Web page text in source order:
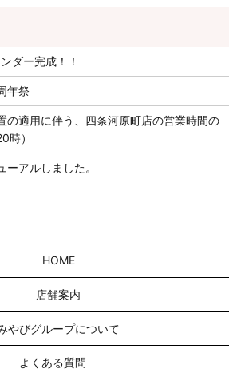
ダー完成！！
年祭
の適用に伴う、四条河原町店の営業時間の
時）
アルしました。
HOME
店舗案内
やびグループについて
よくある質問